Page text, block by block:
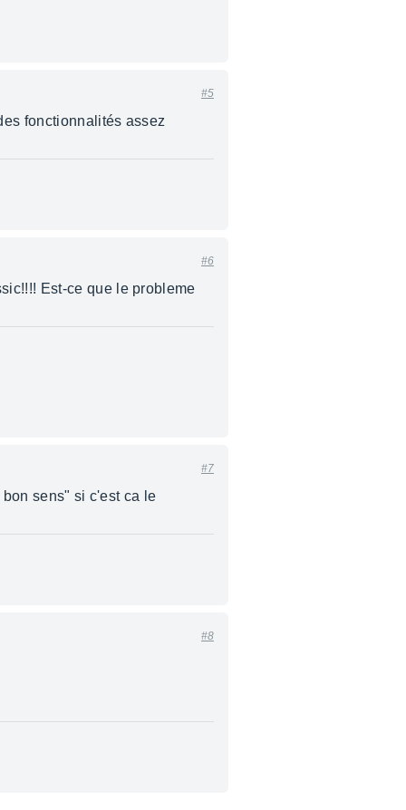
#5
fonctionnalités assez
#6
Est-ce que le probleme
#7
sens" si c'est ca le
#8